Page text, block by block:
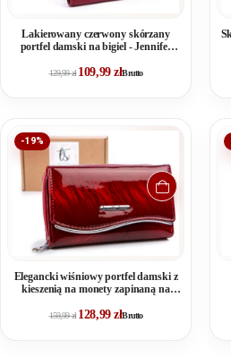
Lakierowany czerwony skórzany
portfel damski na bigiel - Jennifer
129,99zł 109,99złBrutto
-19%
Elegancki wiśniowy portfel damski z
kieszenią na monety zapinaną na
159,99zł 128,99złBrutto